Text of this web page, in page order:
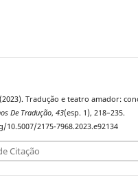
Tradução e teatro amador:
De Tradução, 43(esp. 1), 218–235.
2175-7968.2023.e92134
Citação